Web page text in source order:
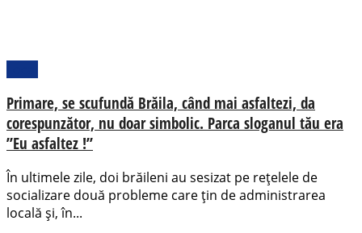
Primare, se scufundă Brăila, când mai asfaltezi, da
corespunzător, nu doar simbolic. Parca sloganul tău era
”Eu asfaltez !”
În ultimele zile, doi brăileni au sesizat pe rețelele de
socializare două probleme care țin de administrarea
locală și, în...